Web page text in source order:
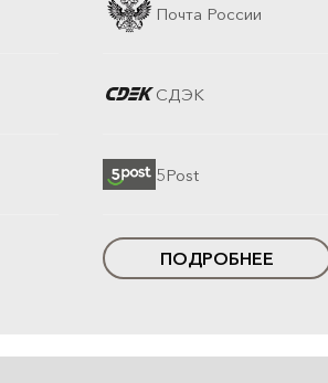
Почта России
СДЭК
5Post
ПОДРОБНЕЕ